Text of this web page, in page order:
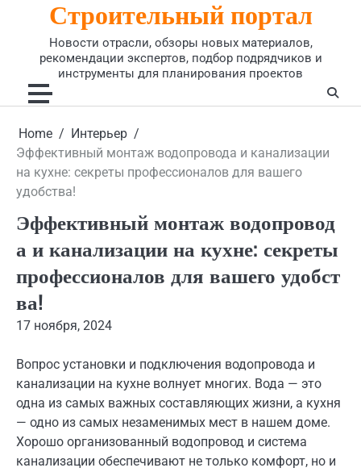
Строительный портал
Новости отрасли, обзоры новых материалов,
рекомендации экспертов, подбор подрядчиков и
инструменты для планирования проектов
Home
Интерьер
Эффективный монтаж водопровода и канализации
на кухне: секреты профессионалов для вашего
удобства!
Эффективный монтаж водопровод
а и канализации на кухне: секреты
профессионалов для вашего удобст
ва!
17 ноября, 2024
Вопрос установки и подключения водопровода и
канализации на кухне волнует многих. Вода — это
одна из самых важных составляющих жизни, а кухня
— одно из самых незаменимых мест в нашем доме.
Хорошо организованный водопровод и система
канализации обеспечивают не только комфорт, но и